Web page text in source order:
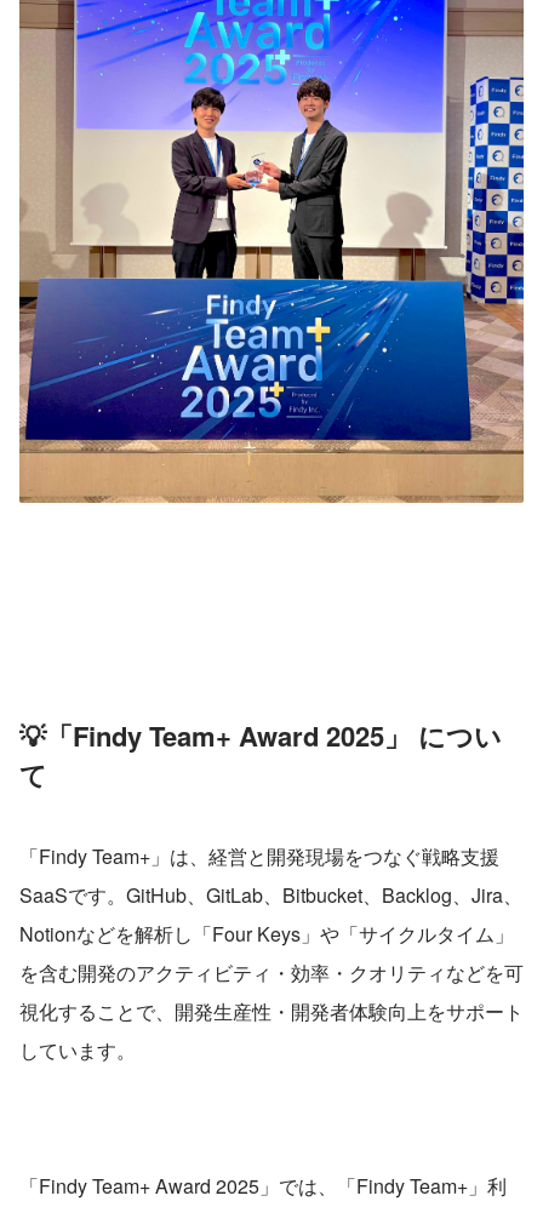
💡「Findy Team+ Award 2025」 につい
て
「Findy Team+」は、経営と開発現場をつなぐ戦略支援
SaaSです。GitHub、GitLab、Bitbucket、Backlog、Jira、
Notionなどを解析し「Four Keys」や「サイクルタイム」
を含む開発のアクティビティ・効率・クオリティなどを可
視化することで、開発生産性・開発者体験向上をサポート
しています。
「Findy Team+ Award 2025」では、「Findy Team+」利